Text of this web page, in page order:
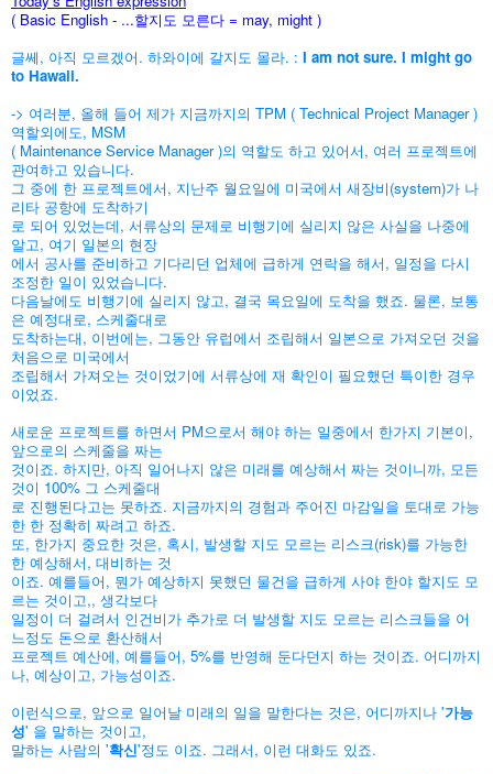
( Basic English - ...할지도 모른다 = may, might )
글쎄, 아직 모르겠어. 하와이에 갈지도 몰라. : I am not sure. I might go
to Hawaii.
-> 여러분, 올해 들어 제가 지금까지의 TPM ( Technical Project Manager )
역할외에도, MSM
( Maintenance Service Manager )의 역할도 하고 있어서, 여러 프로젝트에
관여하고 있습니다.
그 중에 한 프로젝트에서, 지난주 월요일에 미국에서 새장비(system)가 나
리타 공항에 도착하기
로 되어 있었는데, 서류상의 문제로 비행기에 실리지 않은 사실을 나중에
알고, 여기 일본의 현장
에서 공사를 준비하고 기다리던 업체에 급하게 연락을 해서, 일정을 다시
조정한 일이 있었습니다.
다음날에도 비행기에 실리지 않고, 결국 목요일에 도착을 했죠. 물론, 보통
은 예정대로, 스케줄대로
도착하는대, 이번에는, 그동안 유럽에서 조립해서 일본으로 가져오던 것을
처음으로 미국에서
조립해서 가져오는 것이었기에 서류상에 재 확인이 필요했던 특이한 경우
이었죠.
새로운 프로젝트를 하면서 PM으로서 해야 하는 일중에서 한가지 기본이,
앞으로의 스케줄을 짜는
것이죠. 하지만, 아직 일어나지 않은 미래를 예상해서 짜는 것이니까, 모든
것이 100% 그 스케줄대
로 진행된다고는 못하죠. 지금까지의 경험과 주어진 마감일을 토대로 가능
한 한 정확히 짜려고 하죠.
또, 한가지 중요한 것은, 혹시, 발생할 지도 모르는 리스크(risk)를 가능한
한 예상해서, 대비하는 것
이죠. 예를들어, 뭔가 예상하지 못했던 물건을 급하게 사야 한야 할지도 모
르는 것이고,, 생각보다
일정이 더 걸려서 인건비가 추가로 더 발생할 지도 모르는 리스크들을 어
느정도 돈으로 환산해서
프로젝트 예산에, 예를들어, 5%를 반영해 둔다던지 하는 것이죠. 어디까지
나, 예상이고, 가능성이죠.
이런식으로, 앞으로 일어날 미래의 일을 말한다는 것은, 어디까지나 '가능
성' 을 말하는 것이고,
말하는 사람의 '확신'정도 이죠. 그래서, 이런 대화도 있죠.